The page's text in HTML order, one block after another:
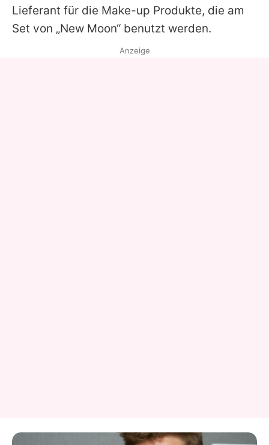
Lieferant für die Make-up Produkte, die am
Set von „New Moon“ benutzt werden.
Anzeige